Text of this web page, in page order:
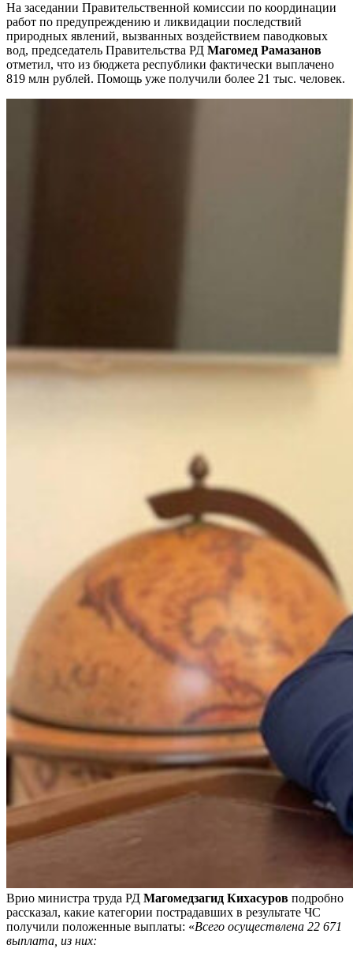
На заседании Правительственной комиссии по координации
работ по предупреждению и ликвидации последствий
природных явлений, вызванных воздействием паводковых
вод, председатель Правительства РД Магомед Рамазанов
отметил, что из бюджета республики фактически выплачено
819 млн рублей. Помощь уже получили более 21 тыс. человек.
Врио министра труда РД Магомедзагид Кихасуров подробно
рассказал, какие категории пострадавших в результате ЧС
получили положенные выплаты: «Всего осуществлена 22 671
выплата, из них: